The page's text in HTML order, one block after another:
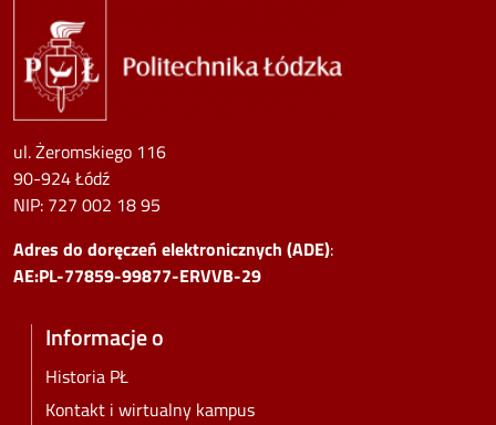
ul. Żeromskiego 116
90-924 Łódź
NIP: 727 002 18 95
Adres do doręczeń elektronicznych (ADE):
AE:PL-77859-99877-ERVVB-29
Informacje o
Historia PŁ
Kontakt i wirtualny kampus